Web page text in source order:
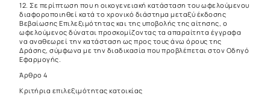
12. Σε περίπτωση που η οικογενειακή κατάσταση του ωφελούμενου
διαφοροποιηθεί κατά το χρονικό διάστημα μεταξύ έκδοσης
Βεβαίωσης Επιλεξιμότητας και της υποβολής της αίτησης, ο
ωφελούμενος δύναται προσκομίζοντας τα απαραίτητα έγγραφα
να αναθεωρεί την κατάσταση ως προς τους άνω όρους της
Δράσης, σύμφωνα με την διαδικασία που προβλέπεται στον Οδηγό
Εφαρμογής.
Άρθρο 4
Κριτήρια επιλεξιμότητας κατοικίας